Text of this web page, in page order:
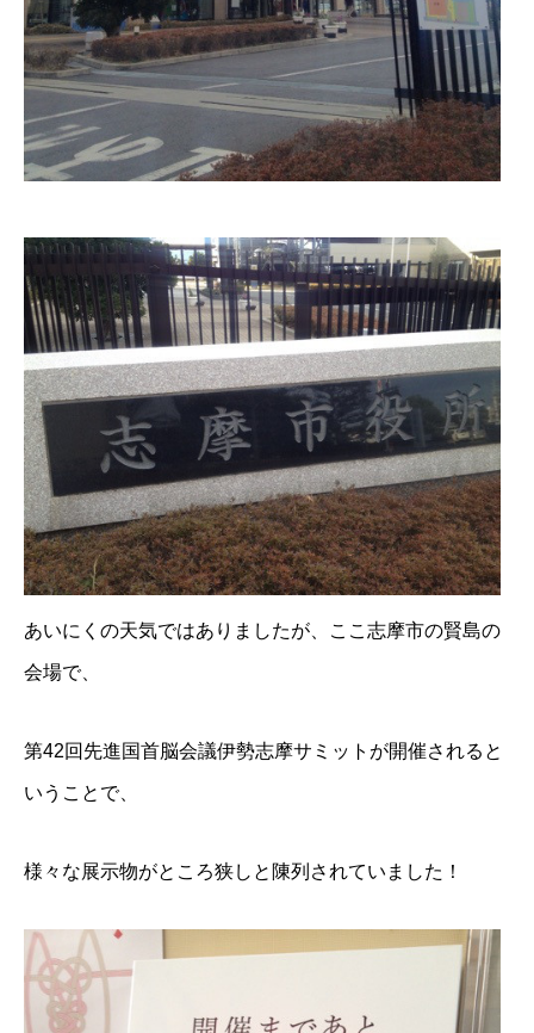
あいにくの天気ではありましたが、ここ志摩市の賢島の
会場で、
第42回先進国首脳会議伊勢志摩サミットが開催されると
いうことで、
様々な展示物がところ狭しと陳列されていました！